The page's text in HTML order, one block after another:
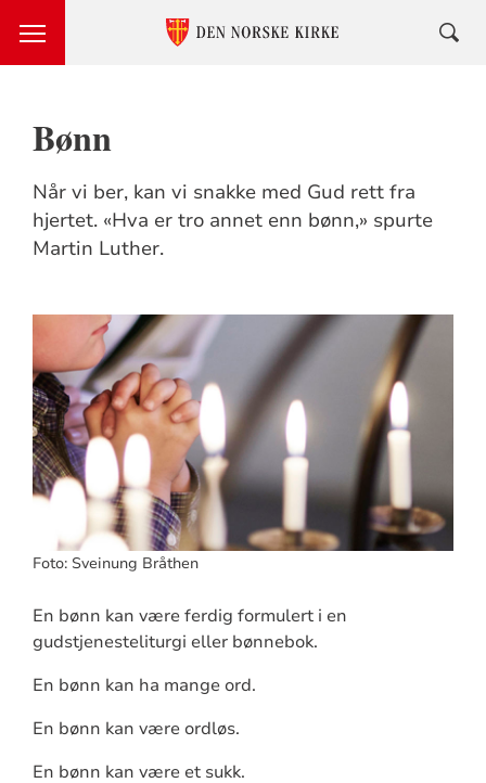
Bønn
Når vi ber, kan vi snakke med Gud rett fra
hjertet. «Hva er tro annet enn bønn,» spurte
Martin Luther.
Foto: Sveinung Bråthen
En bønn kan være ferdig formulert i en
gudstjenesteliturgi eller bønnebok.
En bønn kan ha mange ord.
En bønn kan være ordløs.
En bønn kan være et sukk.